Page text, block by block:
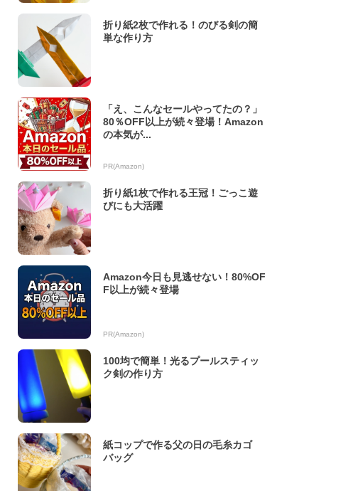
折り紙2枚で作れる！のびる剣の簡
単な作り方
「え、こんなセールやってたの？」
80％OFF以上が続々登場！Amazon
の本気が...
PR(Amazon)
折り紙1枚で作れる王冠！ごっこ遊
びにも大活躍
Amazon今日も見逃せない！80%OF
F以上が続々登場
PR(Amazon)
100均で簡単！光るプールスティッ
ク剣の作り方
紙コップで作る父の日の毛糸カゴ
バッグ